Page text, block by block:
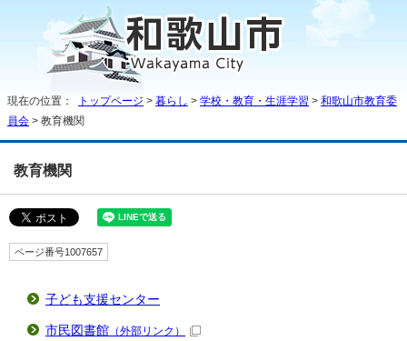
現在の位置： トップページ > 暮らし > 学校・教育・生涯学習 > 和歌山市教育委
員会 > 教育機関
教育機関
ページ番号1007657
子ども支援センター
市民図書館 （外部リンク）